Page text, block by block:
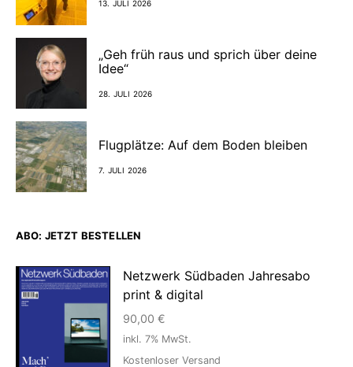
13. JULI 2026
„Geh früh raus und sprich über deine
Idee“
28. JULI 2026
Flugplätze: Auf dem Boden bleiben
7. JULI 2026
ABO: JETZT BESTELLEN
Netzwerk Südbaden Jahresabo
print & digital
90,00 €
inkl. 7% MwSt.
Kostenloser Versand